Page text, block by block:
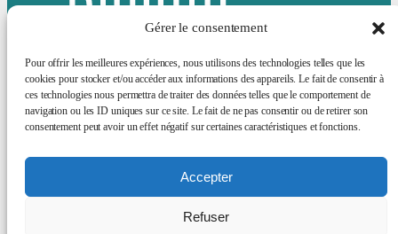
Gérer le consentement
Pour offrir les meilleures expériences, nous utilisons des technologies telles que les
cookies pour stocker et/ou accéder aux informations des appareils. Le fait de consentir à
ces technologies nous permettra de traiter des données telles que le comportement de
navigation ou les ID uniques sur ce site. Le fait de ne pas consentir ou de retirer son
consentement peut avoir un effet négatif sur certaines caractéristiques et fonctions.
Accepter
Refuser
Bluesky
LinkedIn